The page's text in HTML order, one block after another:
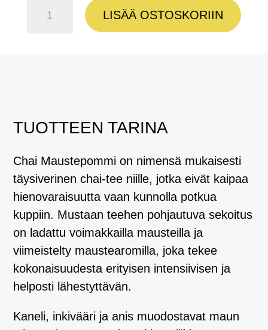
Maustepommi
LISÄÄ OSTOSKORIIN
TUOTTEEN TARINA
Chai Maustepommi on nimensä mukaisesti
täysiverinen chai-tee niille, jotka eivät kaipaa
hienovaraisuutta vaan kunnolla potkua
kuppiin. Mustaan teehen pohjautuva sekoitus
on ladattu voimakkailla mausteilla ja
viimeistelty maustearomilla, joka tekee
kokonaisuudesta erityisen intensiivisen ja
helposti lähestyttävän.
Kaneli, inkivääri ja anis muodostavat maun